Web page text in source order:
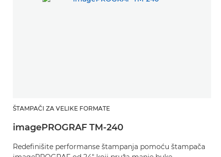
ŠTAMPAČI ZA VELIKE FORMATE
imagePROGRAF TM-240
Redefinišite performanse štampanja pomoću štampača